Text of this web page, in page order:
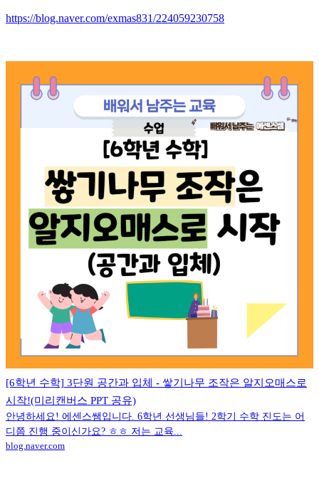
https://blog.naver.com/exmas831/224059230758
[6학년 수학] 3단원 공간과 입체 - 쌓기나무 조작은 알지오매스로
시작!(미리캔버스 PPT 공유)
안녕하세요! 에센스쌤입니다. 6학년 선생님들! 2학기 수학 진도는 어
디쯤 진행 중이신가요? ㅎㅎ 저는 교육...
blog.naver.com